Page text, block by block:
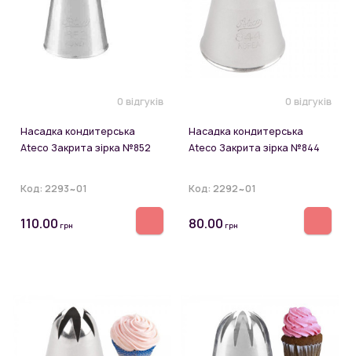
0 відгуків
Насадка кондитерська
Ateco Закрита зірка №852
Код: 2293~01
110.00 грн
0 відгуків
Насадка кондитерська
Ateco Закрита зірка №844
Код: 2292~01
80.00 грн